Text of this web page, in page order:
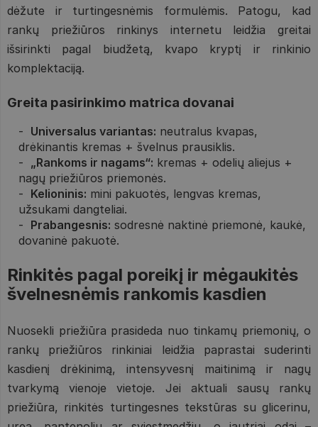
dėžute ir turtingesnėmis formulėmis. Patogu, kad
rankų priežiūros rinkinys internetu leidžia greitai
išsirinkti pagal biudžetą, kvapo kryptį ir rinkinio
komplektaciją.
Greita pasirinkimo matrica dovanai
Universalus variantas: neutralus kvapas,
drėkinantis kremas + švelnus prausiklis.
„Rankoms ir nagams“: kremas + odelių aliejus +
nagų priežiūros priemonės.
Kelioninis: mini pakuotės, lengvas kremas,
užsukami dangteliai.
Prabangesnis: sodresnė naktinė priemonė, kaukė,
dovaninė pakuotė.
Rinkitės pagal poreikį ir mėgaukitės
švelnesnėmis rankomis kasdien
Nuosekli priežiūra prasideda nuo tinkamų priemonių, o
rankų priežiūros rinkiniai leidžia paprastai suderinti
kasdienį drėkinimą, intensyvesnį maitinimą ir nagų
tvarkymą vienoje vietoje. Jei aktuali sausų rankų
priežiūra, rinkitės turtingesnes tekstūras su glicerinu,